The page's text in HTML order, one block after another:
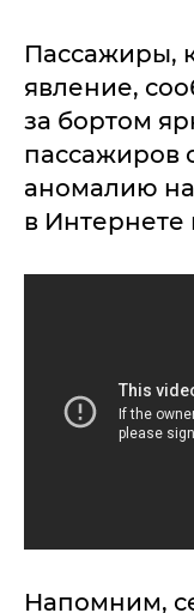
Пассажиры,
явление,
за бортом
пассажиров
аномалию
в Интернете
Напомним,